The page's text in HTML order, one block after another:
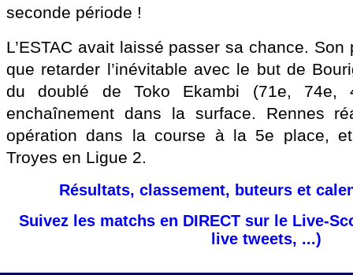
seconde période !
L’ESTAC avait laissé passer sa chance.
que retarder l’inévitable avec le but de
du doublé de Toko Ekambi (71e, 74e,
enchaînement dans la surface. Rennes
opération dans la course à la 5e place,
Troyes en Ligue 2.
Résultats, classement, buteurs et
Suivez les matchs en DIRECT sur le Live-
live tweets, ...)